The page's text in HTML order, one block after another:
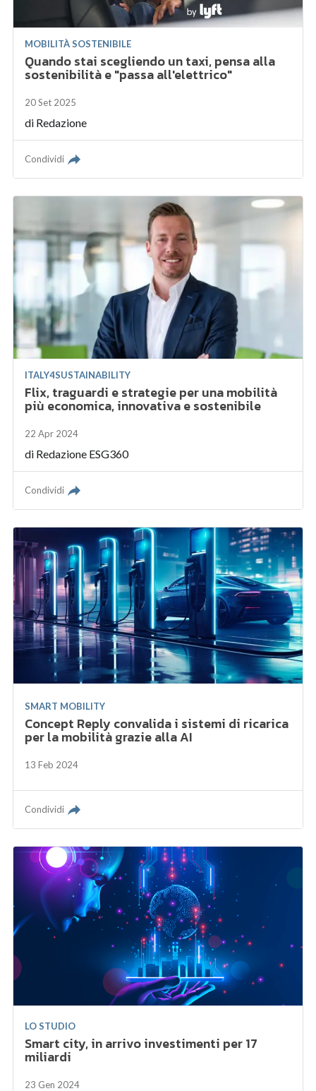
MOBILITÀ SOSTENIBILE
Quando stai scegliendo un taxi, pensa alla
sostenibilità e "passa all'elettrico"
20 Set 2025
di Redazione
Condividi
ITALY4SUSTAINABILITY
Flix, traguardi e strategie per una mobilità
più economica, innovativa e sostenibile
22 Apr 2024
di Redazione ESG360
Condividi
SMART MOBILITY
Concept Reply convalida i sistemi di ricarica
per la mobilità grazie alla AI
13 Feb 2024
Condividi
LO STUDIO
Smart city, in arrivo investimenti per 17
miliardi
23 Gen 2024